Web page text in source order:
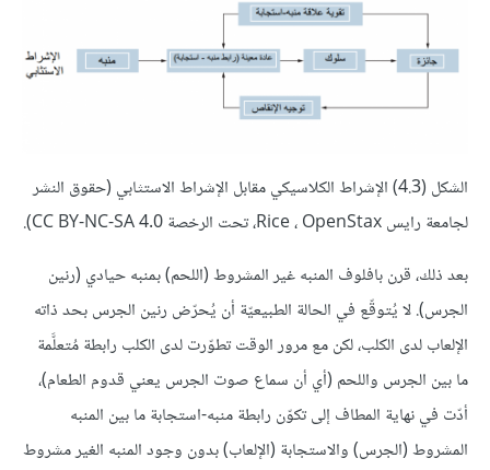
الشكل (4.3) الإشراط الكلاسيكي مقابل الإشراط الاستثابي (حقوق النشر
لجامعة رايس Rice ، OpenStax، تحت الرخصة CC BY-NC-SA 4.0).
بعد ذلك، قرن بافلوف المنبه غير المشروط (اللحم) بمنبه حيادي (رنين
الجرس). لا يُتوقّع في الحالة الطبيعيّة أن يُحرّض رنين الجرس بحد ذاته
الإلعاب لدى الكلب، لكن مع مرور الوقت تطوّرت لدى الكلب رابطة مُتعلَّمة
ما بين الجرس واللحم (أي أن سماع صوت الجرس يعني قدوم الطعام)،
أدّت في نهاية المطاف إلى تكوّن رابطة منبه-استجابة ما بين المنبه
المشروط (الجرس) والاستجابة (الإلعاب) بدون وجود المنبه الغير مشروط